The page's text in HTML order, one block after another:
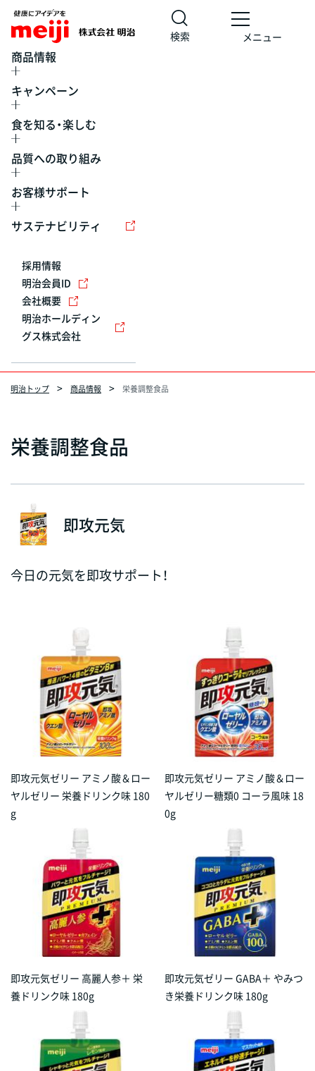
検索 メニュー
商品情報
キャンペーン
食を知る・楽しむ
品質への取り組み
お客様サポート
サステナビリティ
採用情報
明治会員ID
会社概要
明治ホールディン
グス株式会社
明治トップ 商品情報 栄養調整食品
栄養調整食品
即攻元気
今日の元気を即攻サポート！
即攻元気ゼリー アミノ酸＆ロー
ヤルゼリー 栄養ドリンク味 180
g
即攻元気ゼリー アミノ酸＆ロー
ヤルゼリー糖類0 コーラ風味 18
0g
即攻元気ゼリー 高麗人参＋ 栄
養ドリンク味 180g
即攻元気ゼリー GABA＋ やみつ
き栄養ドリンク味 180g